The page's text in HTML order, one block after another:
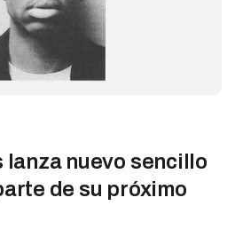
lanza nuevo sencillo
de su próximo